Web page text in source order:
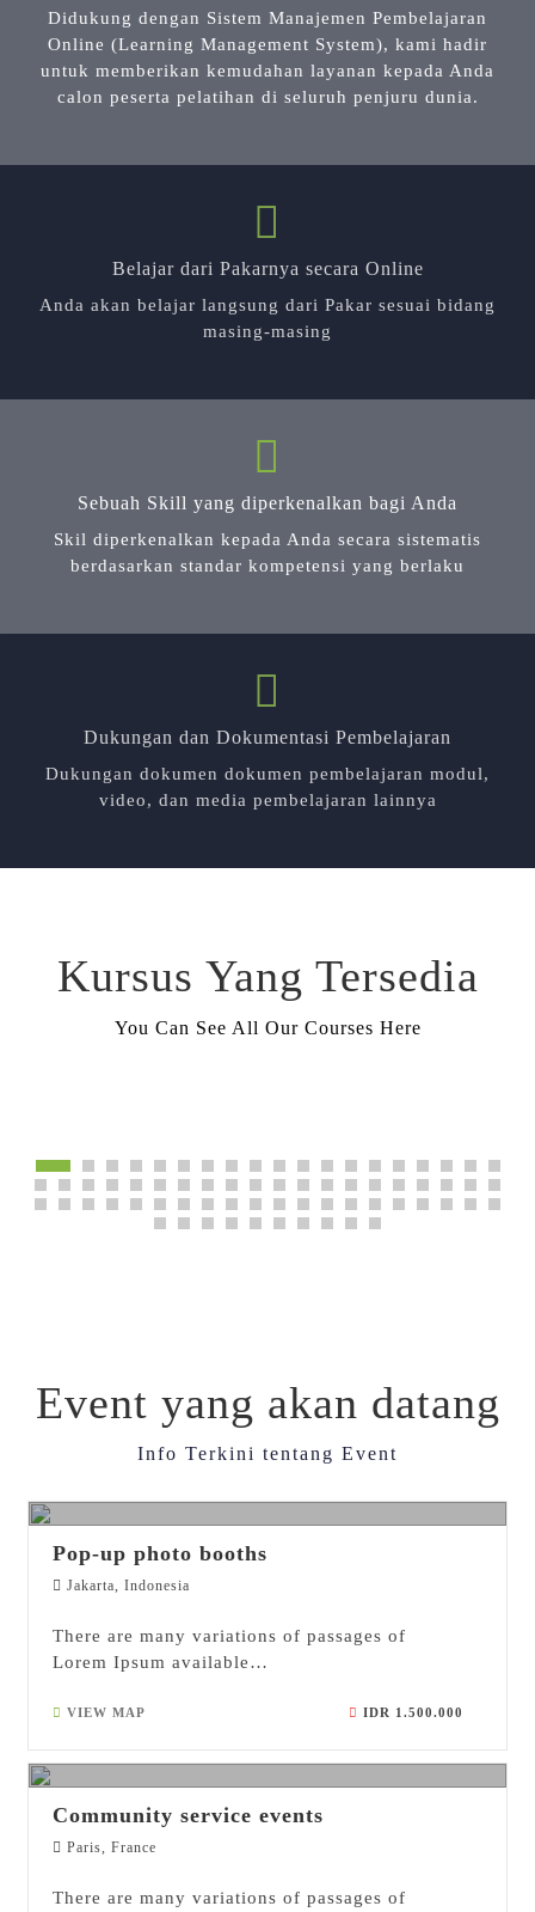
Didukung dengan Sistem Manajemen Pembelajaran
Online (Learning Management System), kami hadir
untuk memberikan kemudahan layanan kepada Anda
calon peserta pelatihan di seluruh penjuru dunia.
Belajar dari Pakarnya secara Online
Anda akan belajar langsung dari Pakar sesuai bidang
masing-masing
Sebuah Skill yang diperkenalkan bagi Anda
Skil diperkenalkan kepada Anda secara sistematis
berdasarkan standar kompetensi yang berlaku
Dukungan dan Dokumentasi Pembelajaran
Dukungan dokumen dokumen pembelajaran modul,
video, dan media pembelajaran lainnya
Kursus Yang Tersedia
You Can See All Our Courses Here
Event yang akan datang
Info Terkini tentang Event
Pop-up photo booths
Jakarta, Indonesia
There are many variations of passages of
Lorem Ipsum available…
VIEW MAP IDR 1.500.000
28
Community service events
Paris, France
There are many variations of passages of